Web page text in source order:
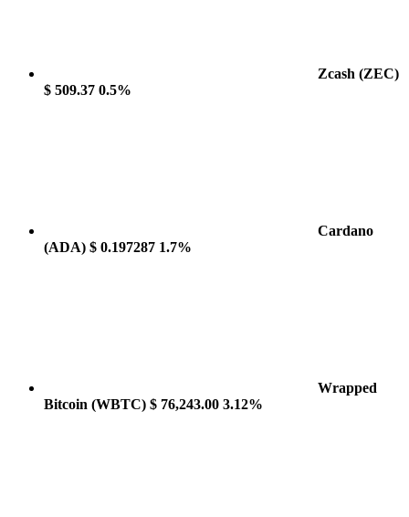
Zcash (ZEC)
$ 509.37 0.5%
Cardano
(ADA) $ 0.197287 1.7%
Wrapped
Bitcoin (WBTC) $ 76,243.00 3.12%